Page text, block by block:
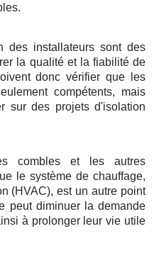
des installateurs sont des
la qualité et la fiabilité de
donc vérifier que les
compétents, mais
sur des projets d'isolation
combles et les autres
le système de chauffage,
(HVAC), est un autre point
peut diminuer la demande
à prolonger leur vie utile